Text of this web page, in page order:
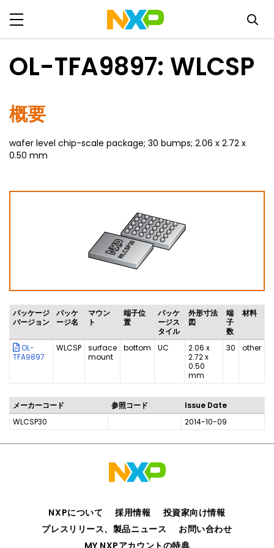
OL-TFA9897: WLCSP
概要
wafer level chip-scale package; 30 bumps; 2.06 x 2.72 x
0.50 mm
パッケージ
バージョン
パッケ
ージ名
マウン
ト
端子位
置
パッケ
ージス
タイル
外形寸法
図
端
子
数
材料
OL-
TFA9897
WLCSP
surface
mount
bottom UC
2.06 x
2.72 x
0.50
mm
30 other
メーカーコード 参照コード
Issue Date
WLCSP30
2014-10-09
NXPについて 採用情報
投資家向け情報
プレスリリース、製品ニュース
お問い合わせ